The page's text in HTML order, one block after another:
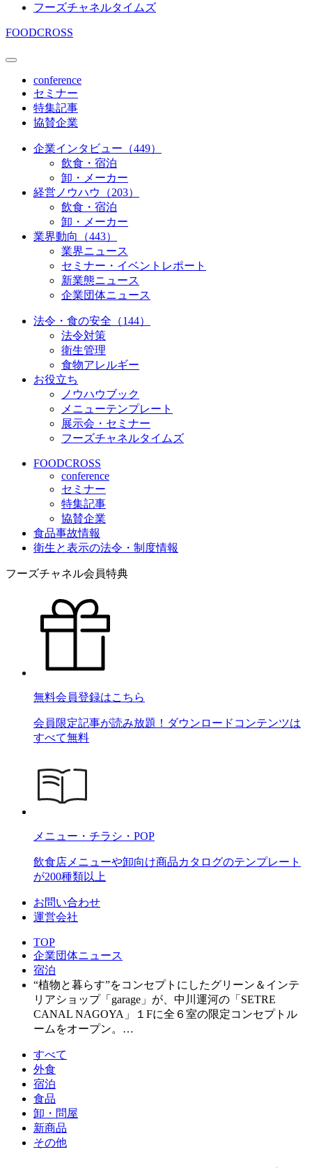
フーズチャネルタイムズ
FOODCROSS
conference
セミナー
特集記事
協賛企業
企業インタビュー（449）
飲食・宿泊
卸・メーカー
経営ノウハウ（203）
飲食・宿泊
卸・メーカー
業界動向（443）
業界ニュース
セミナー・イベントレポート
新業態ニュース
企業団体ニュース
法令・食の安全（144）
法令対策
衛生管理
食物アレルギー
お役立ち
ノウハウブック
メニューテンプレート
展示会・セミナー
フーズチャネルタイムズ
FOODCROSS
conference
セミナー
特集記事
協賛企業
食品事故情報
衛生と表示の法令・制度情報
フーズチャネル会員特典
無料会員登録はこちら
会員限定記事が読み放題！ダウンロードコンテンツは
すべて無料
メニュー・チラシ・POP
飲食店メニューや卸向け商品カタログのテンプレート
が200種類以上
お問い合わせ
運営会社
TOP
企業団体ニュース
宿泊
“植物と暮らす”をコンセプトにしたグリーン＆インテ
リアショップ「garage」が、中川運河の「SETRE
CANAL NAGOYA」１Fに全６室の限定コンセプトル
ームをオープン。…
すべて
外食
宿泊
食品
卸・問屋
新商品
その他